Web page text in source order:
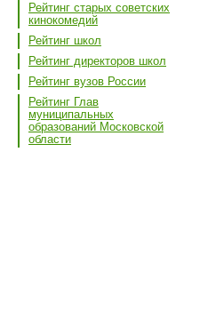
Рейтинг старых советских
кинокомедий
Рейтинг школ
Рейтинг директоров школ
Рейтинг вузов России
Рейтинг Глав
муниципальных
образований Московской
области